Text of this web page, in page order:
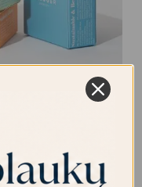
,Valquer